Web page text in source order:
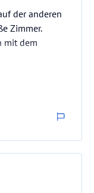
der anderen
Zimmer.
mit dem